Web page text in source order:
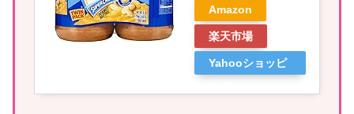
Amazon
楽天市場
Yahooショッピ